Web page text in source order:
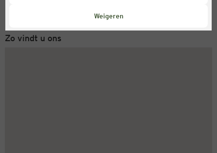
Weigeren
Maandag tot vrijdag 8-18 uur
Zo vindt u ons